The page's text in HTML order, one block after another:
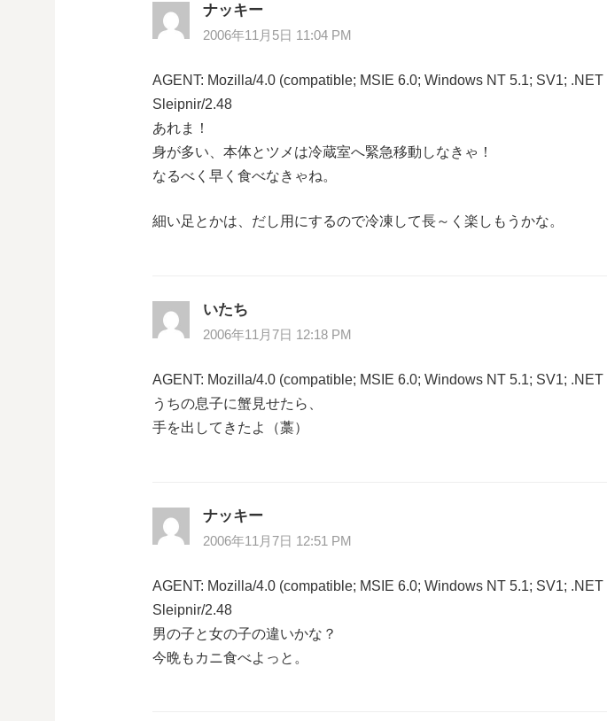
ナッキー
2006年11月5日 11:04 PM
AGENT: Mozilla/4.0 (compatible; MSIE 6.0; Windows NT 5.1; SV1;
Sleipnir/2.48
あれま！
身が多い、本体とツメは冷蔵室へ緊急移動しなきゃ！
なるべく早く食べなきゃね。
細い足とかは、だし用にするので冷凍して長～く楽しもうかな。
いたち
2006年11月7日 12:18 PM
AGENT: Mozilla/4.0 (compatible; MSIE 6.0; Windows NT 5.1; SV1;
うちの息子に蟹見せたら、
手を出してきたよ（藁）
ナッキー
2006年11月7日 12:51 PM
AGENT: Mozilla/4.0 (compatible; MSIE 6.0; Windows NT 5.1; SV1;
Sleipnir/2.48
男の子と女の子の違いかな？
今晩もカニ食べよっと。